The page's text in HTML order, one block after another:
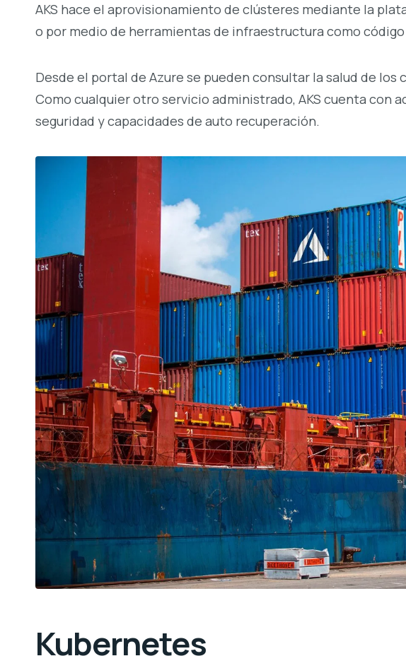
AKS hace el aprovisionamiento de clústeres mediante la
o por medio de herramientas de infraestructura como
Desde el portal de Azure se pueden consultar la salud de
Como cualquier otro servicio administrado, AKS cuenta con
seguridad y capacidades de auto recuperación.
Kubernetes